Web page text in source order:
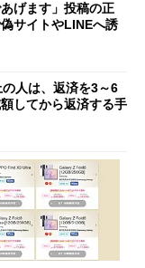
げます」投稿の正
サイトやLINEへ誘
人は、返済を3～6
してから返済する手